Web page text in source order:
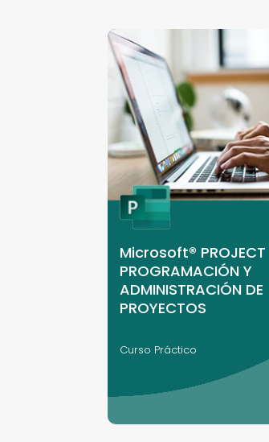
Microsoft® PROJECT
PROGRAMACIÓN Y
ADMINISTRACIÓN DE
PROYECTOS
Curso Práctico